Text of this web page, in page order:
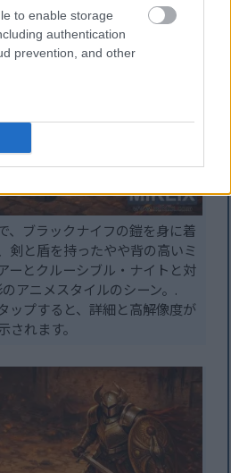
to enable storage
authentication
prevention, and other
、ブラックナイフの鎧を身に着
剣と盾を持ったやや背の高いミ
ーとクルーシブル・ナイトと対
アニメスタイルのシーン。.
ップすると、詳細と高解像度が
されます。